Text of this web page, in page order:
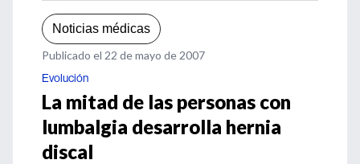
Noticias médicas
Publicado el 22 de mayo de 2007
Evolución
La mitad de las personas con
lumbalgia desarrolla hernia
discal